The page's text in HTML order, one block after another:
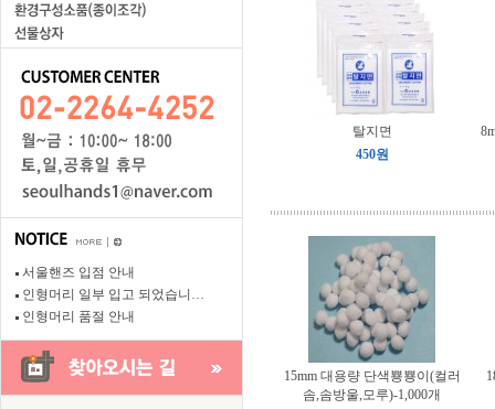
서울핸즈 입점 안내
인형머리 일부 입고 되었습니…
인형머리 품절 안내
탈지면
450원
15mm 대용량 단색뿅뿅이(컬러
솜,솜방울,모루)-1,000개